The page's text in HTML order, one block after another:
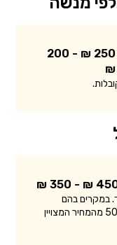
250 ₪ - 200
₪
450 ₪ -
במקרים בהם
החשמלאי החליף רכיב, מקובל לדרוש כ- 50% מהמחיר המצויין